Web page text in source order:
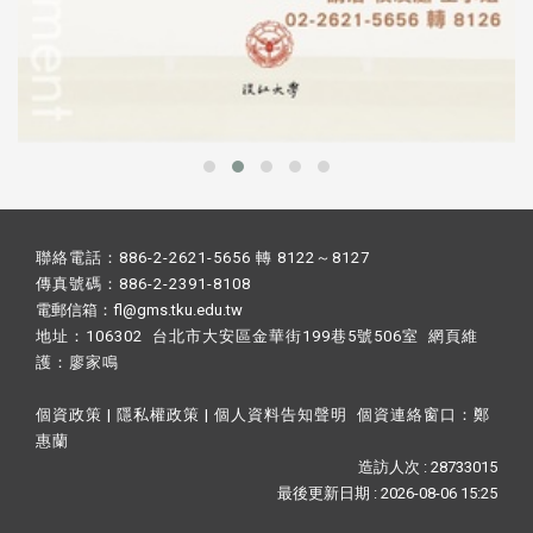
聯絡電話：886-2-2621-5656 轉 8122～8127
傳真號碼：886-2-2391-8108
電郵信箱：fl@gms.tku.edu.tw
地址：106302 台北市大安區金華街199巷5號506室 網頁維
護： 廖家鳴​
個資政策 | 隱私權政策 | 個人資料告知聲明 個資連絡窗口： 鄭
惠蘭
造訪人次 : 28733015
最後更新日期 :2026-08-06 15:25